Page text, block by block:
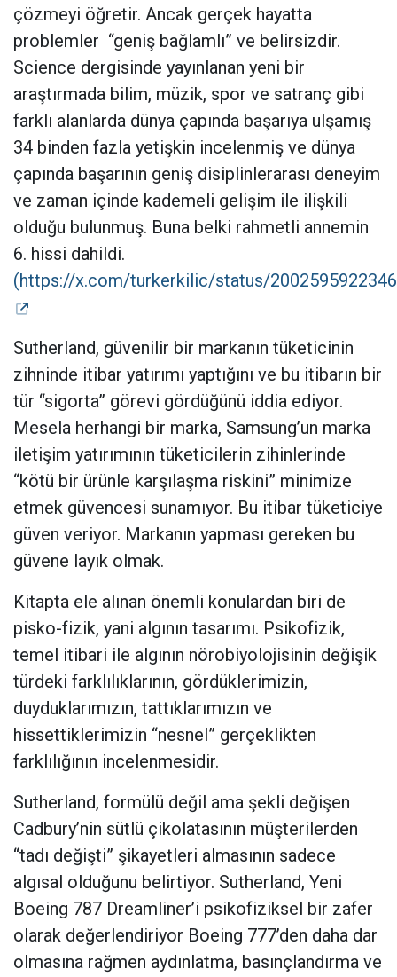
çözmeyi öğretir. Ancak gerçek hayatta
problemler “geniş bağlamlı” ve belirsizdir.
Science dergisinde yayınlanan yeni bir
araştırmada bilim, müzik, spor ve satranç gibi
farklı alanlarda dünya çapında başarıya ulşamış
34 binden fazla yetişkin incelenmiş ve dünya
çapında başarının geniş disiplinlerarası deneyim
ve zaman içinde kademeli gelişim ile ilişkili
olduğu bulunmuş. Buna belki rahmetli annemin
6. hissi dahildi.
(https://x.com/turkerkilic/status/
Sutherland, güvenilir bir markanın tüketicinin
zihninde itibar yatırımı yaptığını ve bu itibarın bir
tür “sigorta” görevi gördüğünü iddia ediyor.
Mesela herhangi bir marka, Samsung’un marka
iletişim yatırımının tüketicilerin zihinlerinde
“kötü bir ürünle karşılaşma riskini” minimize
etmek güvencesi sunamıyor. Bu itibar tüketiciye
güven veriyor. Markanın yapması gereken bu
güvene layık olmak.
Kitapta ele alınan önemli konulardan biri de
pisko-fizik, yani algının tasarımı. Psikofizik,
temel itibari ile algının nörobiyolojisinin değişik
türdeki farklılıklarının, gördüklerimizin,
duyduklarımızın, tattıklarımızın ve
hissettiklerimizin “nesnel” gerçeklikten
farklılığının incelenmesidir.
Sutherland, formülü değil ama şekli değişen
Cadbury’nin sütlü çikolatasının müşterilerden
“tadı değişti” şikayetleri almasının sadece
algısal olduğunu belirtiyor. Sutherland, Yeni
Boeing 787 Dreamliner’i psikofiziksel bir zafer
olarak değerlendiriyor Boeing 777’den daha dar
olmasına rağmen aydınlatma, basınçlandırma ve